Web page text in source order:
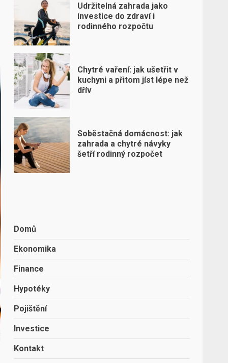
Udržitelná zahrada jako
investice do zdraví i
rodinného rozpočtu
Chytré vaření: jak ušetřit v
kuchyni a přitom jíst lépe než
dřív
Soběstačná domácnost: jak
zahrada a chytré návyky
šetří rodinný rozpočet
Domů
Ekonomika
Finance
Hypotéky
Pojištění
Investice
Kontakt